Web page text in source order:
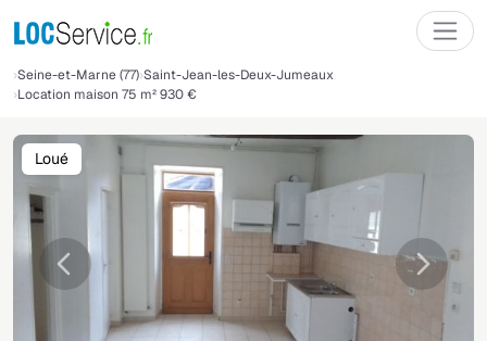
Seine-et-Marne (77) Saint-Jean-les-Deux-Jumeaux
Location maison 75 m² 930 €
Précédente
Loué